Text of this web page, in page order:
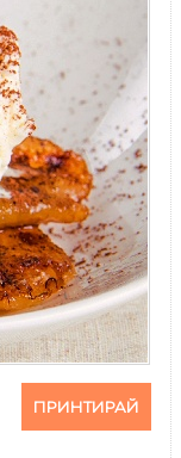
ПРИНТИРАЙ